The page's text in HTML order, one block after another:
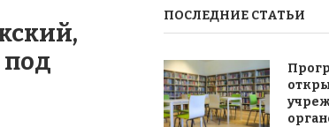
под
ПОСЛЕДНИЕ СТАТЬИ